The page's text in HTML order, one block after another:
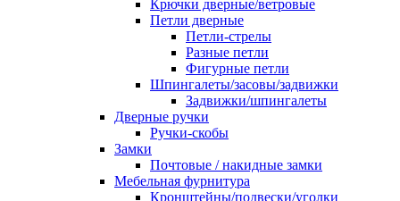
Крючки дверные/ветровые
Петли дверные
Петли-стрелы
Разные петли
Фигурные петли
Шпингалеты/засовы/задвижки
Задвижки/шпингалеты
Дверные ручки
Ручки-скобы
Замки
Почтовые / накидные замки
Мебельная фурнитура
Кронштейны/подвески/уголки